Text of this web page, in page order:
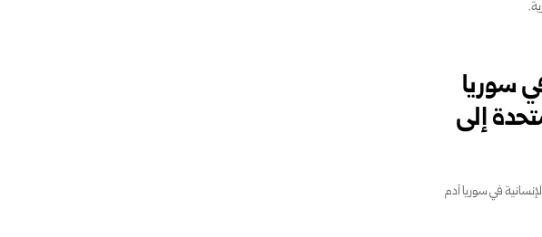
سوريا
إلى
في سوريا آدم